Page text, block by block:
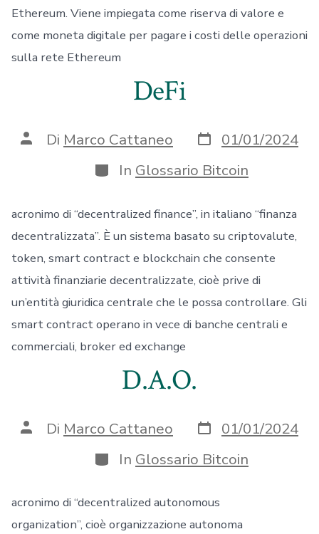
Ethereum. Viene impiegata come riserva di valore e
come moneta digitale per pagare i costi delle operazioni
sulla rete Ethereum
DeFi
Autore
articolo
Di Marco Cattaneo Data
articolo
01/01/2024
Categorie
In Glossario Bitcoin
acronimo di “decentralized finance”, in italiano “finanza
decentralizzata”. È un sistema basato su criptovalute,
token, smart contract e blockchain che consente
attività finanziarie decentralizzate, cioè prive di
un’entità giuridica centrale che le possa controllare. Gli
smart contract operano in vece di banche centrali e
commerciali, broker ed exchange
D.A.O.
Autore
articolo
Di Marco Cattaneo Data
articolo
01/01/2024
Categorie
In Glossario Bitcoin
acronimo di “decentralized autonomous
organization”, cioè organizzazione autonoma